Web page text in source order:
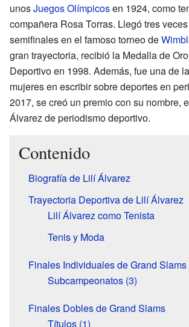
unosJuegos Olímpicosen 1924, como
compañera Rosa Torras. Llegó tres
semifinales en el famoso torneo de
gran trayectoria, recibió la Medalla de
Deportivo en 1998. Además, fue una de
mujeres en escribir sobre deportes en
2017, se creó un premio con su nombre,
Álvarez de periodismo deportivo.
Contenido
Biografía de Lilí Álvarez
Trayectoria Deportiva de Lilí Álvarez
Lilí Álvarez como Tenista
Tenis y Moda
Finales Individuales de Grand Slams
Subcampeonatos (3)
Finales Dobles de Grand Slams
Títulos (1)